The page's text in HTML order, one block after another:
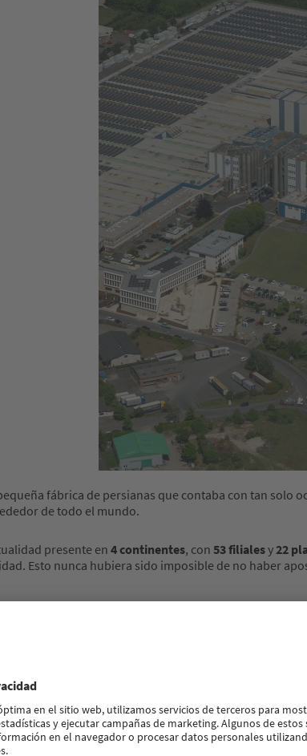
fábrica de persianas que contaba con tan solo
de todo el mundo.
presente en 4continentes, con 53filialesy22
Esto nunca hubiera sido imposible de no haber
ofrecer los másaltos niveles de calidad.
extracción de la materia prima hasta el proceso de